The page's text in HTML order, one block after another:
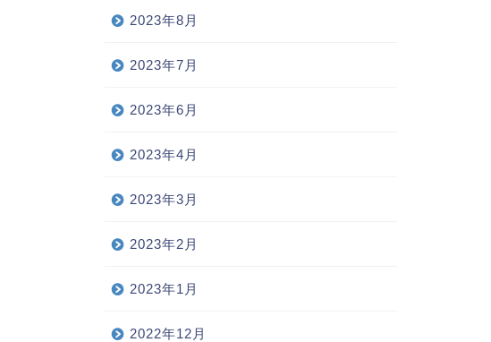
2023年8月
2023年7月
2023年6月
2023年4月
2023年3月
2023年2月
2023年1月
2022年12月